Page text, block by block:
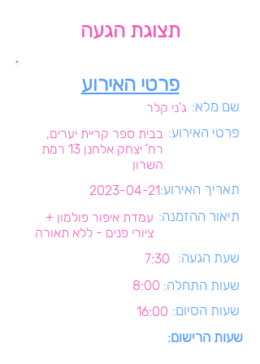
תצוגת הגעה
פרטי האירוע
ג'ני קלר שם מלא:
בבית ספר קריית יערים,
רח' יצחק אלחנן 13 רמת
השרון
פרטי האירוע:
2023-04-21תאריך האירוע:
עמדת איפור פולמון +
ציורי פנים - ללא תאורה
תיאור ההזמנה:
7:30 שעת הגעה:
8:00 שעות התחלה:
16:00 שעות הסיום:
שעות הרישום: